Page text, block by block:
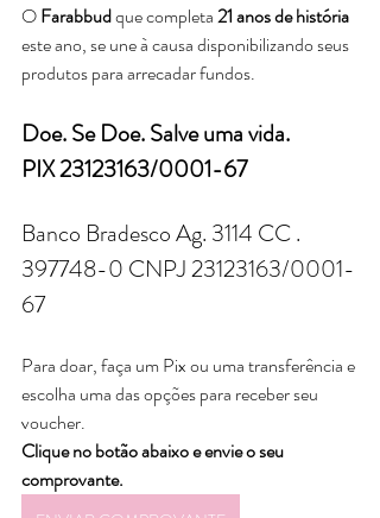
O Farabbud que completa 21 anos de história
este ano, se une à causa disponibilizando seus
produtos para arrecadar fundos.
Doe. Se Doe. Salve uma vida.
PIX 23123163/0001-67
Banco Bradesco Ag. 3114 CC .
397748-0 CNPJ 23123163/0001-
67
Para doar, faça um Pix ou uma transferência e
escolha uma das opções para receber seu
voucher.
Clique no botão abaixo e envie o seu
comprovante.